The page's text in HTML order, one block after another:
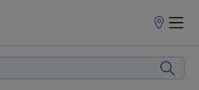
Punti